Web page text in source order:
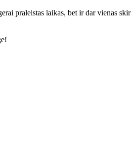
praleistas laikas, bet ir dar vienas